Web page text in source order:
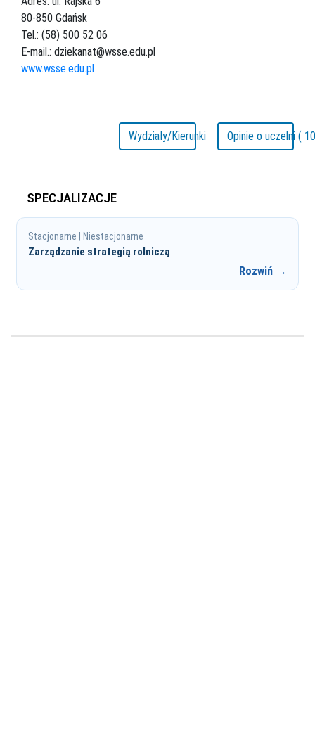
80-850 Gdańsk
Tel.: (58) 500 52 06
E-mail.: dziekanat@wsse.edu.pl
www.wsse.edu.pl
Wydziały/Kierunki Opinie o uczelni (
SPECJALIZACJE
Stacjonarne | Niestacjonarne
Zarządzanie strategią rolniczą
Rozwiń →